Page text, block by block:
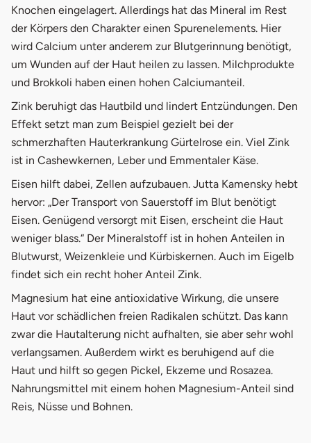
Knochen eingelagert. Allerdings hat das Mineral im Rest
der Körpers den Charakter einen Spurenelements. Hier
wird Calcium unter anderem zur Blutgerinnung benötigt,
um Wunden auf der Haut heilen zu lassen. Milchprodukte
und Brokkoli haben einen hohen Calciumanteil.
Zink beruhigt das Hautbild und lindert Entzündungen. Den
Effekt setzt man zum Beispiel gezielt bei der
schmerzhaften Hauterkrankung Gürtelrose ein. Viel Zink
ist in Cashewkernen, Leber und Emmentaler Käse.
Eisen hilft dabei, Zellen aufzubauen. Jutta Kamensky hebt
hervor: „Der Transport von Sauerstoff im Blut benötigt
Eisen. Genügend versorgt mit Eisen, erscheint die Haut
weniger blass.“ Der Mineralstoff ist in hohen Anteilen in
Blutwurst, Weizenkleie und Kürbiskernen. Auch im Eigelb
findet sich ein recht hoher Anteil Zink.
Magnesium hat eine antioxidative Wirkung, die unsere
Haut vor schädlichen freien Radikalen schützt. Das kann
zwar die Hautalterung nicht aufhalten, sie aber sehr wohl
verlangsamen. Außerdem wirkt es beruhigend auf die
Haut und hilft so gegen Pickel, Ekzeme und Rosazea.
Nahrungsmittel mit einem hohen Magnesium-Anteil sind
Reis, Nüsse und Bohnen.